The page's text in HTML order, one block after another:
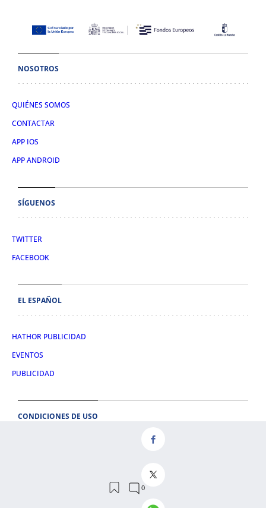
NOSOTROS
QUIÉNES SOMOS
CONTACTAR
APP IOS
APP ANDROID
SÍGUENOS
TWITTER
FACEBOOK
EL ESPAÑOL
HATHOR PUBLICIDAD
EVENTOS
PUBLICIDAD
CONDICIONES DE USO